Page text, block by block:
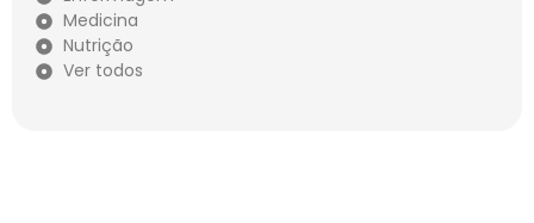
Medicina
Nutrição
Ver todos